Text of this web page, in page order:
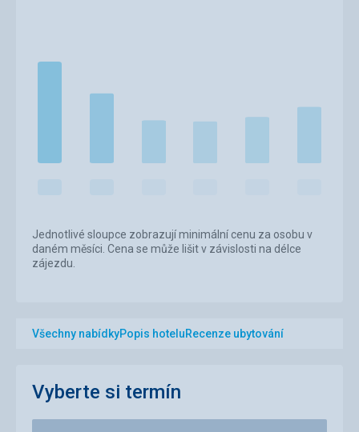
Jednotlivé sloupce zobrazují minimální cenu za osobu v
daném měsíci. Cena se může lišit v závislosti na délce
zájezdu.
Všechny nabídkyPopis hoteluRecenze ubytování
Vyberte si termín